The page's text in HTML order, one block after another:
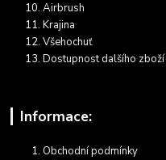
Airbrush
Krajina
Všehochuť
Dostupnost dalšího zboží
Informace:
Obchodní podmínky